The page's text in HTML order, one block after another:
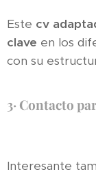
Este cv
clave en los
con su
3· Contacto
Interesante